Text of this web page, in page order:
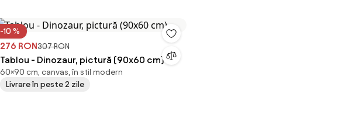
-10 %
276 RON307 RON
Tablou - Dinozaur, pictură (90x60 cm)
60×90 cm, canvas, în stil modern
Livrare în peste 2 zile